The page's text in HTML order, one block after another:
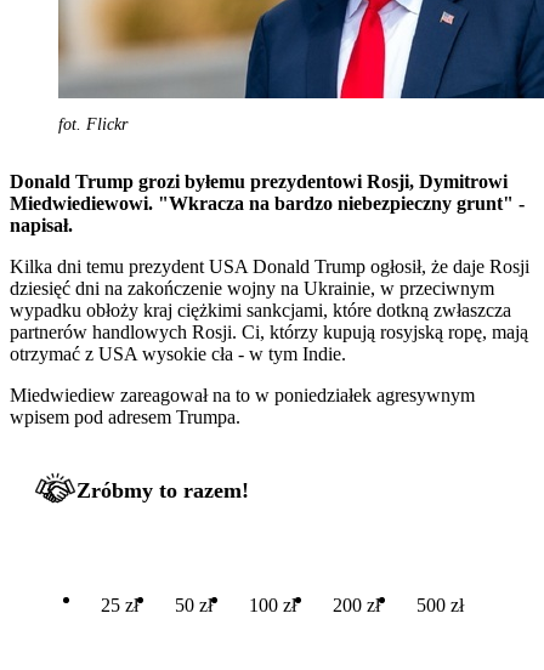
fot. Flickr
Donald Trump grozi byłemu prezydentowi Rosji, Dymitrowi
Miedwiediewowi. "Wkracza na bardzo niebezpieczny grunt" -
napisał.
Kilka dni temu prezydent USA Donald Trump ogłosił, że daje Rosji
dziesięć dni na zakończenie wojny na Ukrainie, w przeciwnym
wypadku obłoży kraj ciężkimi sankcjami, które dotkną zwłaszcza
partnerów handlowych Rosji. Ci, którzy kupują rosyjską ropę, mają
otrzymać z USA wysokie cła - w tym Indie.
Miedwiediew zareagował na to w poniedziałek agresywnym
wpisem pod adresem Trumpa.
Zróbmy to razem!
25 zł 50 zł 100 zł 200 zł 500 zł